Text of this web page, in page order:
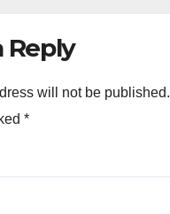
Reply
will not be published.
*